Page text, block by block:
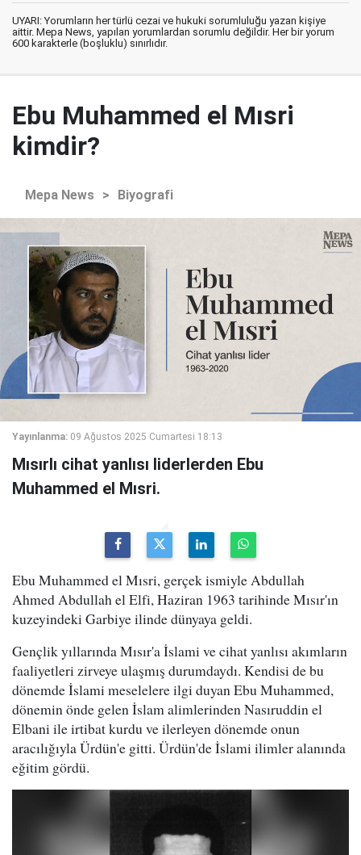
UYARI: Yorumların her türlü cezai ve hukuki sorumluluğu yazan kişiye
aittir. Mepa News, yapılan yorumlardan sorumlu değildir. Her bir yorum
600 karakterle (boşluklu) sınırlıdır.
Ebu Muhammed el Mısri
kimdir?
Mepa News > Biyografi
Yayınlanma: 09 Ağustos 2025 Cumartesi 18:13
Mısırlı cihat yanlısı liderlerden Ebu
Muhammed el Mısri.
Ebu Muhammed el Mısri, gerçek ismiyle Abdullah
Ahmed Abdullah el Elfi, Haziran 1963 tarihinde Mısır'ın
kuzeyindeki Garbiye ilinde dünyaya geldi.
Gençlik yıllarında Mısır'a İslami ve cihat yanlısı akımların
faaliyetleri zirveye ulaşmış durumdaydı. Kendisi de bu
dönemde İslami meselelere ilgi duyan Ebu Muhammed,
dönemin önde gelen İslam alimlerinden Nasıruddin el
Elbani ile irtibat kurdu ve ilerleyen dönemde onun
aracılığıyla Ürdün'e gitti. Ürdün'de İslami ilimler alanında
eğitim gördü.